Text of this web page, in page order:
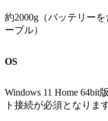
約2000g（バッテリー
ーブル）
OS
Windows 11 Home
ト接続が必須となります